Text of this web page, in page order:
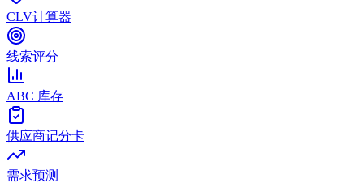
CLV计算器
线索评分
ABC 库存
供应商记分卡
需求预测